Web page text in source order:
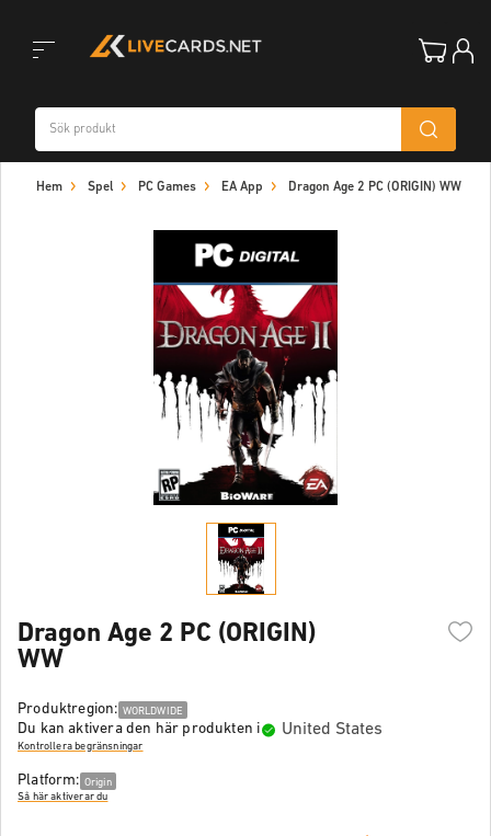
Hem Spel PC Games EA App Dragon Age 2 PC (ORIGIN) WW
Dragon Age 2 PC (ORIGIN)
WW
Produktregion: WORLDWIDE
Du kan aktivera den här produkten i United States
Kontrollera begränsningar
Platform: Origin
Så här aktiverar du